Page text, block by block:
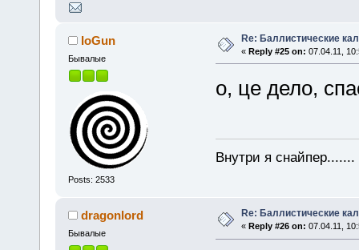
IoGun
Бывалые
Posts: 2533
Re: Баллистические
« Reply #25 on: 07.04.11,
о, це дело,
Внутри я
dragonlord
Бывалые
Re: Баллистические
« Reply #26 on: 07.04.11,